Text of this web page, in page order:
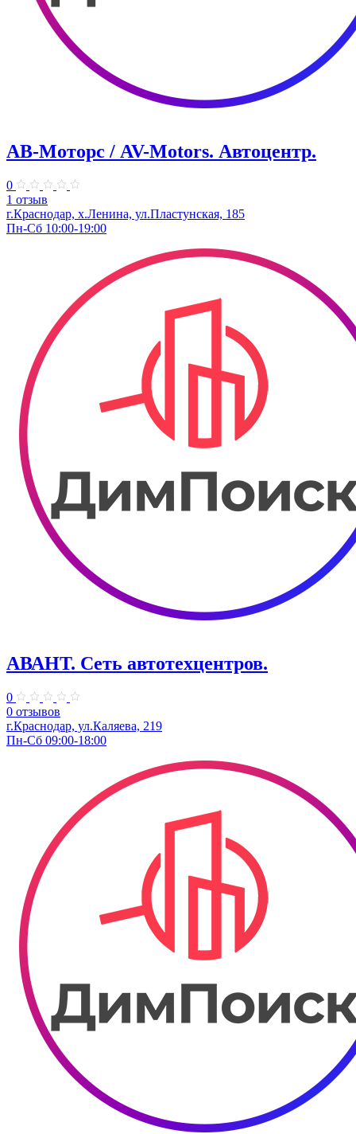
АВ-Моторс / AV-Motors. Автоцентр.
0
1 отзыв
г.Краснодар, х.Ленина, ул.Пластунская, 185
Пн-Сб 10:00-19:00
АВАНТ. ​Сеть автотехцентров.
0
0 отзывов
г.Краснодар, ул.Каляева, 219
Пн-Сб 09:00-18:00